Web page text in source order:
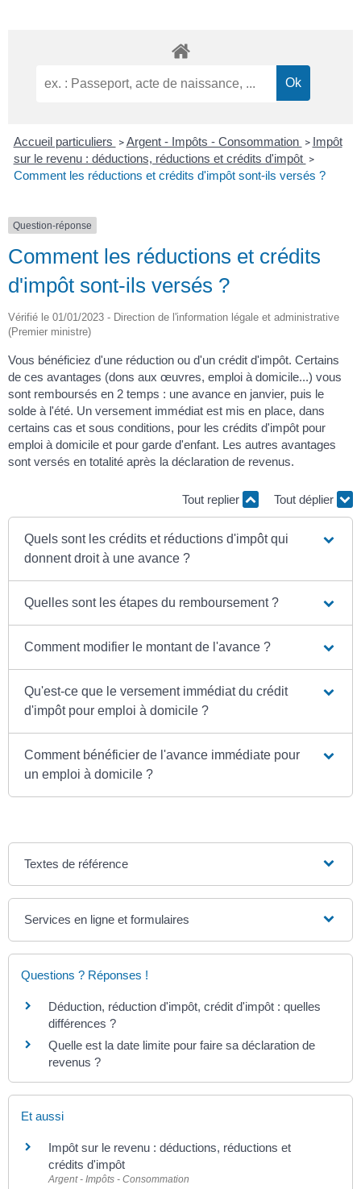
Accueil particuliers > Argent - Impôts - Consommation > Impôt
sur le revenu : déductions, réductions et crédits d'impôt >
Comment les réductions et crédits d'impôt sont-ils versés ?
Question-réponse
Comment les réductions et crédits
d'impôt sont-ils versés ?
Vérifié le 01/01/2023 - Direction de l'information légale et administrative
(Premier ministre)
Vous bénéficiez d'une réduction ou d'un crédit d'impôt. Certains
de ces avantages (dons aux œuvres, emploi à domicile...) vous
sont remboursés en 2 temps : une avance en janvier, puis le
solde à l'été. Un versement immédiat est mis en place, dans
certains cas et sous conditions, pour les crédits d'impôt pour
emploi à domicile et pour garde d'enfant. Les autres avantages
sont versés en totalité après la déclaration de revenus.
Tout replier Tout déplier
Quels sont les crédits et réductions d'impôt qui
donnent droit à une avance ?
Quelles sont les étapes du remboursement ?
Comment modifier le montant de l'avance ?
Qu'est-ce que le versement immédiat du crédit
d'impôt pour emploi à domicile ?
Comment bénéficier de l'avance immédiate pour
un emploi à domicile ?
Textes de référence
Services en ligne et formulaires
Questions ? Réponses !
Déduction, réduction d'impôt, crédit d'impôt : quelles
différences ?
Quelle est la date limite pour faire sa déclaration de
revenus ?
Et aussi
Impôt sur le revenu : déductions, réductions et
crédits d'impôt
Argent - Impôts - Consommation